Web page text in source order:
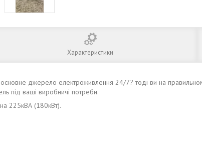
Характеристики
джерело електроживлення 24/7? тоді ви на
під ваші виробничі потреби.
225кВА (180кВт).